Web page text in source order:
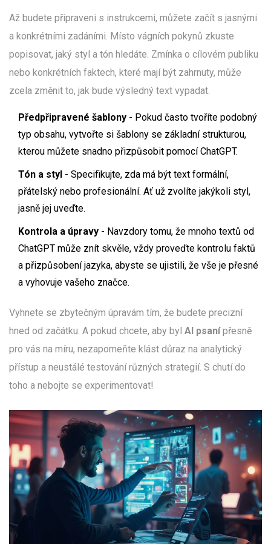
Až budete připraveni s instrukcemi, můžete začít s jasnými
a konkrétními zadáními. Místo vágních pokynů zkuste
popisovat, jaký styl a tón hledáte. Zmínka o cílovém publiku
nebo konkrétních faktech, které mají být zahrnuty, může
zcela změnit to, jak bude výsledný text vypadat.
Předpřipravené šablony - Pokud často tvoříte podobný
typ obsahu, vytvořte si šablony se základní strukturou,
kterou můžete snadno přizpůsobit pomocí ChatGPT.
Tón a styl - Specifikujte, zda má být text formální,
přátelský nebo profesionální. Ať už zvolíte jakýkoli styl,
jasně jej uveďte.
Kontrola a úpravy - Navzdory tomu, že mnoho textů od
ChatGPT může znít skvěle, vždy proveďte kontrolu faktů
a přizpůsobení jazyka, abyste se ujistili, že vše je přesné
a vyhovuje vašeho značce.
Vyhnete se zbytečným úpravám tím, že budete precizní
hned od začátku. A pokud chcete, aby byl AI psanípřesně
pro vás na míru, nezapomeňte klást důraz na analytický
přístup a neustálé testování různých strategií. S chutí do
toho a nebojte se experimentovat!